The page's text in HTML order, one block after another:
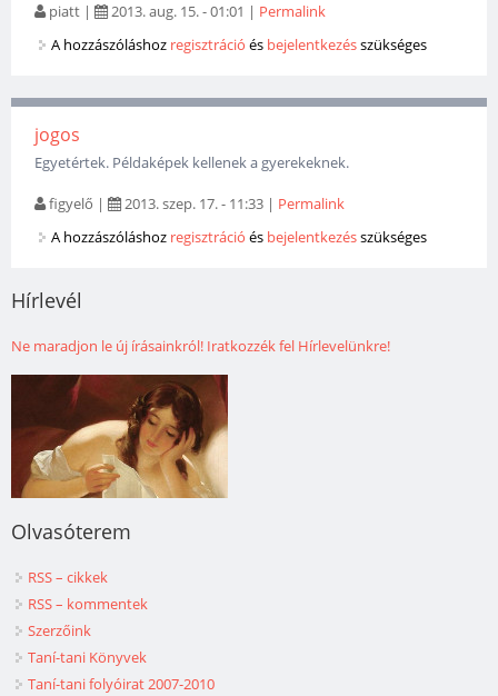
piatt | 2013. aug. 15. - 01:01 | Permalink
A hozzászóláshoz regisztráció és bejelentkezésszükséges
jogos
Egyetértek. Példaképek kellenek a gyerekeknek.
figyelő | 2013. szep. 17. - 11:33 | Permalink
A hozzászóláshoz regisztráció és bejelentkezésszükséges
Hírlevél
Ne maradjon le új írásainkról! Iratkozzék fel Hírlevelünkre!
Olvasóterem
RSS – cikkek
RSS – kommentek
Szerzőink
Taní-tani Könyvek
Taní-tani folyóirat 2007-2010